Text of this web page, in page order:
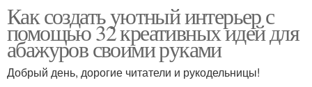
конкретного помещения
Уникальный абажур
Как создать уютный интерьер с
помощью 32 креативных идей для
абажуров своими руками
Добрый день, дорогие читатели и рукодельницы!